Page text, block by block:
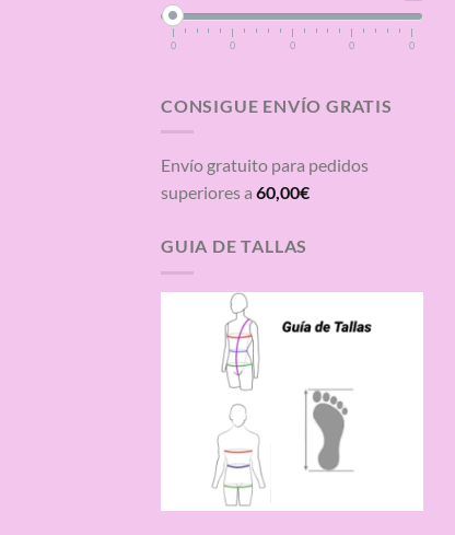
0 0 0 0 0
CONSIGUE ENVÍO GRATIS
Envío gratuito para pedidos
superiores a 60,00€
GUIA DE TALLAS